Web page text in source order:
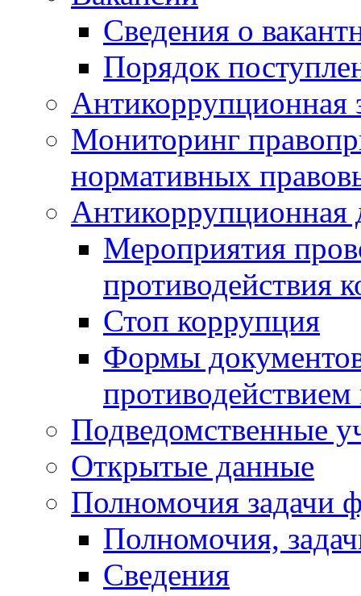
Сведения о
Порядок
Антикоррупционная
Мониторинг
нормативных
Антикоррупционная
Мероприятия
противодействия
Стоп коррупция
Формы
Подведомственные
Открытые данные
Полномочия задачи
Полномочия,
Сведения